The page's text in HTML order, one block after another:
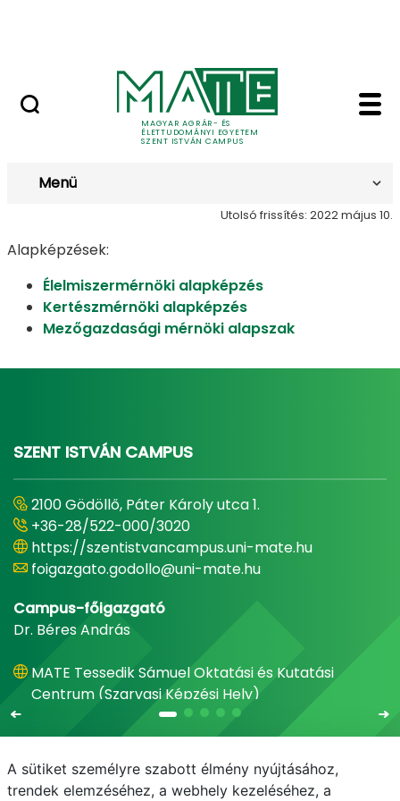
MAGYAR AGRÁR- ÉS
ÉLETTUDOMÁNYI EGYETEM
SZENT ISTVÁN CAMPUS
Beregszász - Szent
Beregszász
Menü
Utolsó frissítés: 2022 május 10.
Alapképzések:
Élelmiszermérnöki alapképzés
Kertészmérnöki alapképzés
Mezőgazdasági mérnöki alapszak
SZENT ISTVÁN CAMPUS
2100 Gödöllő, Páter Károly utca 1.
+36-28/522-000/3020
https://szentistvancampus.uni-mate.hu
foigazgato.godollo@uni-mate.hu
Campus-főigazgató
Dr. Béres András
MATE Tessedik Sámuel Oktatási és Kutatási
Centrum (Szarvasi Képzési Hely)
A sütiket személyre szabott élmény nyújtásához,
trendek elemzéséhez, a webhely kezeléséhez, a